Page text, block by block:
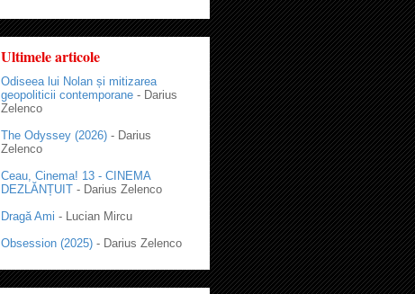
Ultimele articole
Odiseea lui Nolan și mitizarea
geopoliticii contemporane - Darius
Zelenco
The Odyssey (2026) - Darius
Zelenco
Ceau, Cinema! 13 - CINEMA
DEZLĂNȚUIT - Darius Zelenco
Dragă Ami - Lucian Mircu
Obsession (2025) - Darius Zelenco